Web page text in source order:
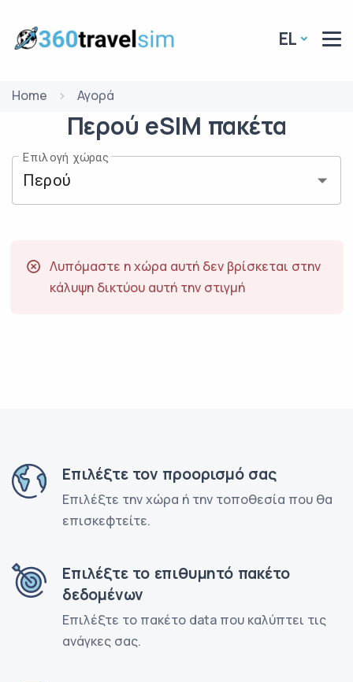
EL
Home Αγορά
Περού eSIM πακέτα
Επιλογή χώρας
Λυπόμαστε η χώρα αυτή δεν βρίσκεται στην
κάλυψη δικτύου αυτή την στιγμή
Επιλέξτε τον προορισμό σας
Επιλέξτε την χώρα ή την τοποθεσία που θα
επισκεφτείτε.
Επιλέξτε το επιθυμητό πακέτο
δεδομένων
Επιλέξτε το πακέτο data που καλύπτει τις
ανάγκες σας.